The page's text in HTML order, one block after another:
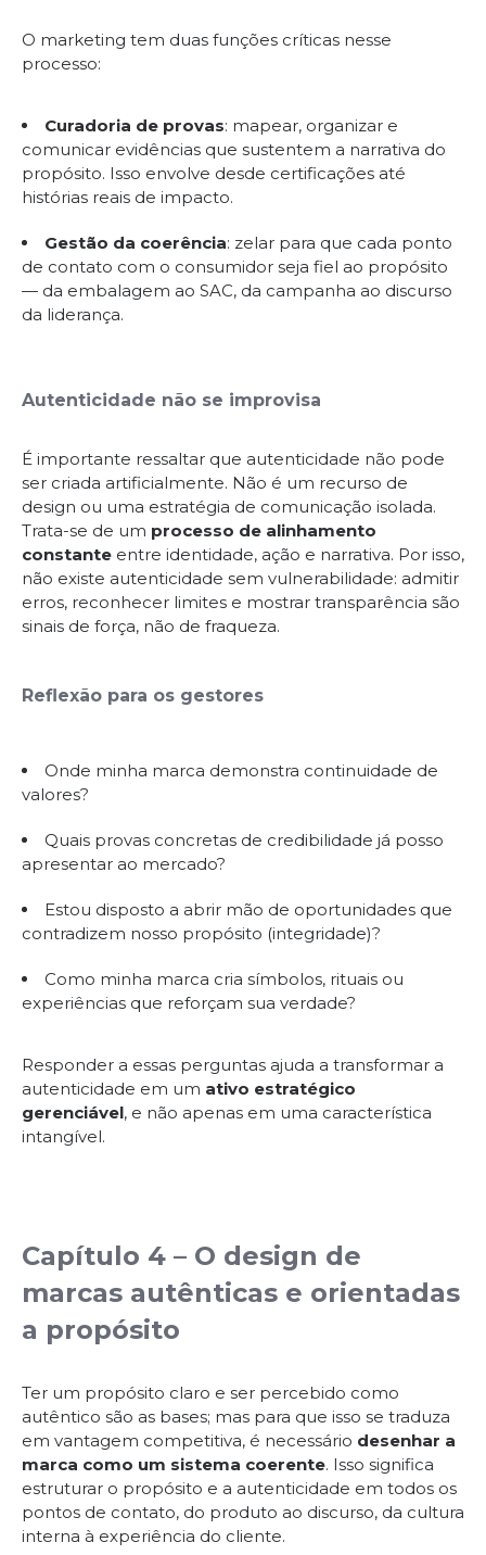
O marketing tem duas funções críticas nesse
processo:
Curadoria de provas: mapear, organizar e
comunicar evidências que sustentem a narrativa do
propósito. Isso envolve desde certificações até
histórias reais de impacto.
Gestão da coerência: zelar para que cada ponto
de contato com o consumidor seja fiel ao propósito
— da embalagem ao SAC, da campanha ao discurso
da liderança.
Autenticidade não se improvisa
É importante ressaltar que autenticidade não pode
ser criada artificialmente. Não é um recurso de
design ou uma estratégia de comunicação isolada.
Trata-se de um processo de alinhamento
constante entre identidade, ação e narrativa. Por isso,
não existe autenticidade sem vulnerabilidade: admitir
erros, reconhecer limites e mostrar transparência são
sinais de força, não de fraqueza.
Reflexão para os gestores
Onde minha marca demonstra continuidade de
valores?
Quais provas concretas de credibilidade já posso
apresentar ao mercado?
Estou disposto a abrir mão de oportunidades que
contradizem nosso propósito (integridade)?
Como minha marca cria símbolos, rituais ou
experiências que reforçam sua verdade?
Responder a essas perguntas ajuda a transformar a
autenticidade em um ativo estratégico
gerenciável, e não apenas em uma característica
intangível.
Capítulo 4 – O design de
marcas autênticas e orientadas
a propósito
Ter um propósito claro e ser percebido como
autêntico são as bases; mas para que isso se traduza
em vantagem competitiva, é necessário desenhar a
marca como um sistema coerente. Isso significa
estruturar o propósito e a autenticidade em todos os
pontos de contato, do produto ao discurso, da cultura
interna à experiência do cliente.